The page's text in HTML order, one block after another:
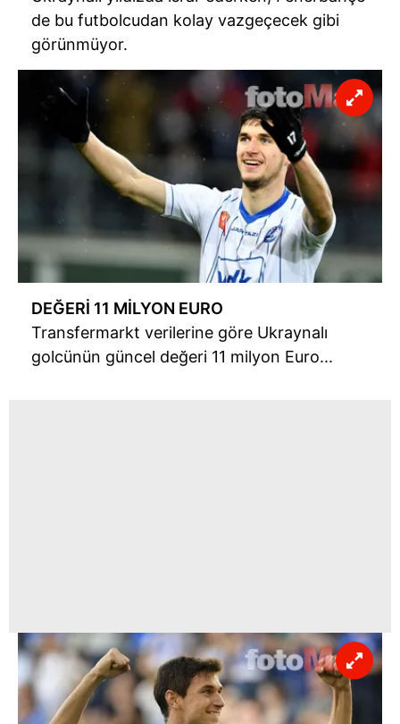
de bu futbolcudan kolay vazgeçecek gibi
görünmüyor.
DEĞERİ 11 MİLYON EURO
Transfermarkt verilerine göre Ukraynalı
golcünün güncel değeri 11 milyon Euro...